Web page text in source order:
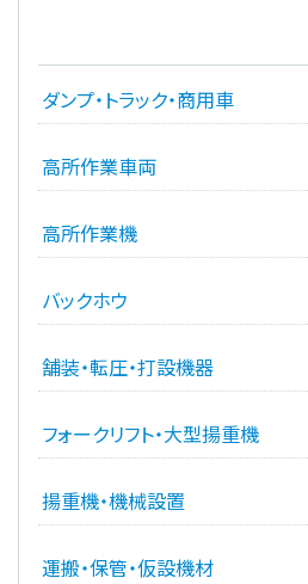
ダンプ・トラック・商用車
高所作業車両
高所作業機
バックホウ
舗装・転圧・打設機器
フォークリフト・大型揚重機
揚重機・機械設置
運搬・保管・仮設機材